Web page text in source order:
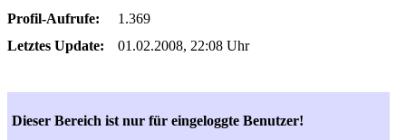
Profil-Aufrufe:
1.369
Letztes Update:
01.02.2008, 22:08 Uhr
Dieser Bereich ist nur für eingeloggte Benutzer!